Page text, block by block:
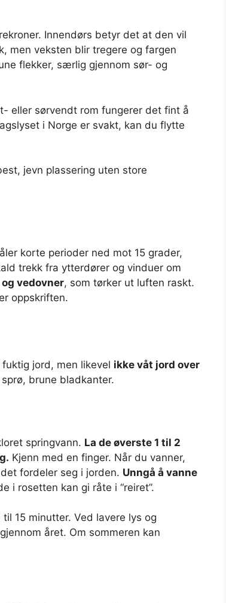
Innendørs betyr det at den vil
men veksten blir tregere og fargen
flekker, særlig gjennom sør- og
eller sørvendt rom fungerer det fint å
i Norge er svakt, kan du flytte
jevn plassering uten store
korte perioder ned mot 15 grader,
trekk fra ytterdører og vinduer om
vedovner, som tørker ut luften raskt.
oppskriften.
jord, men likevel ikke våt jord over
brune bladkanter.
springvann. La de øverste 1 til 2
Kjenn med en finger. Når du vanner,
fordeler seg i jorden. Unngå å vanne
i rosetten kan gi råte i “reiret”.
15 minutter. Ved lavere lys og
året. Om sommeren kan